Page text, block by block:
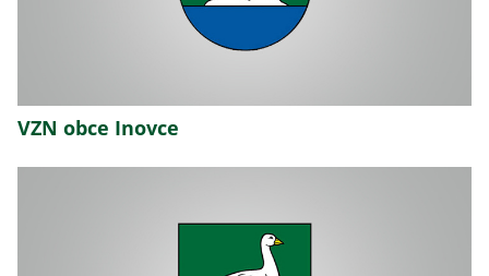
VZN obce Inovce